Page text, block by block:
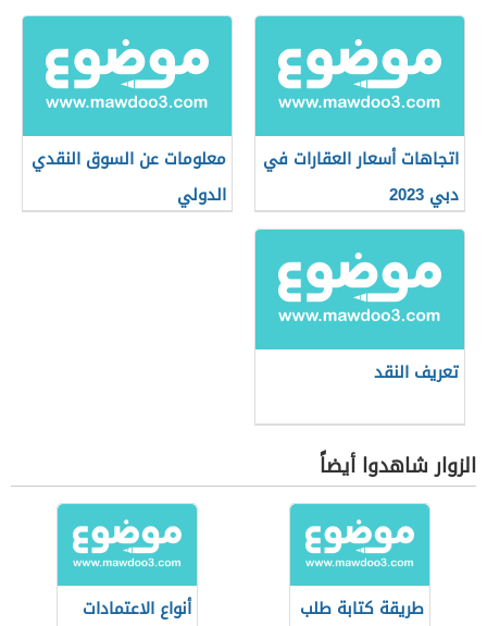
اتجاهات أسعار العقارات في
دبي 2023
معلومات عن السوق النقدي
الدولي
تعريف النقد
الزوار شاهدوا أيضاً
طريقة كتابة طلب
أنواع الاعتمادات